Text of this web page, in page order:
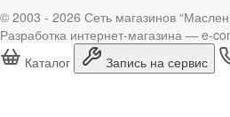
© 2003 - 2026 Сеть магазинов
Разработка интернет-магазина — e-
Каталог
Запись на сервис